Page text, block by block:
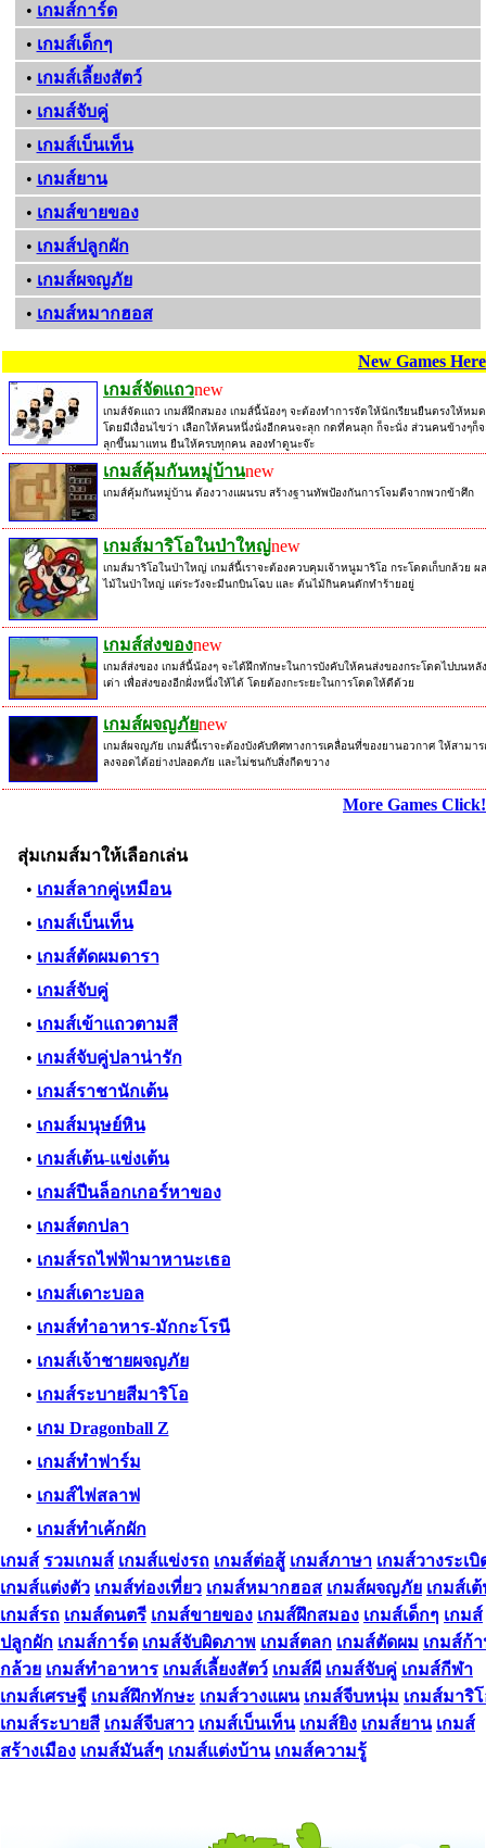
• เกมส์การ์ด
• เกมส์เด็กๆ
• เกมส์เลี้ยงสัตว์
• เกมส์จับคู่
• เกมส์เบ็นเท็น
• เกมส์ยาน
• เกมส์ขายของ
• เกมส์ปลูกผัก
• เกมส์ผจญภัย
• เกมส์หมากฮอส
New Games
เกมส์จัดแถวnew
เกมส์จัดแถว เกมส์ฝึกสมอง เกมส์นี้น้องๆ จะต้องทำการจัดให้นักเรียนยืนตรงให้หมด
โดยมีเงื่อนไขว่า เลือกให้คนหนึ่งนั่งอีกคนจะลุก กดที่คนลุก ก็จะนั่ง ส่วนคนข้างๆก็จ
ลุกขึ้นมาแทน ยืนให้ครบทุกคน ลองทำดูนะจ๊ะ
เกมส์คุ้มกันหมู่บ้านnew
เกมส์คุ้มกันหมู่บ้าน ต้องวางแผนรบ สร้างฐานทัพป้องกันการโจมตีจากพวกข้าศึก
เกมส์มาริโอในป่าใหญ่new
เกมส์มาริโอในป่าใหญ่ เกมส์นี้เราจะต้องควบคุมเจ้าหนูมาริโอ กระโดดเก็บกล้วย ผล
ไม้ในป่าใหญ่ แต่ระวังจะมีนกบินโฉบ และ ต้นไม้กินคนดักทำร้ายอยู่
เกมส์ส่งของnew
เกมส์ส่งของ เกมส์นี้น้องๆ จะได้ฝึกทักษะในการบังคับให้คนส่งของกระโดดไปบนหลัง
เต่า เพื่อส่งของอีกฝั่งหนึ่งให้ได้ โดยต้องกะระยะในการโดดให้ดีด้วย
เกมส์ผจญภัยnew
เกมส์ผจญภัย เกมส์นี้เราจะต้องบังคับทิศทางการเคลื่อนที่ของยานอวกาศ ให้สามาร
ลงจอดได้อย่างปลอดภัย และไม่ชนกับสิ่งกีดขวาง
More Games
สุ่มเกมส์มาให้เลือกเล่น
• เกมส์ลากคู่เหมือน
• เกมส์เบ็นเท็น
• เกมส์ตัดผมดารา
• เกมส์จับคู่
• เกมส์เข้าแถวตามสี
• เกมส์จับคู่ปลาน่ารัก
• เกมส์ราชานักเต้น
• เกมส์มนุษย์หิน
• เกมส์เต้น-แข่งเต้น
• เกมส์ปีนล็อกเกอร์หาของ
• เกมส์ตกปลา
• เกมส์รถไฟฟ้ามาหานะเธอ
• เกมส์เดาะบอล
• เกมส์ทำอาหาร-มักกะโรนี
• เกมส์เจ้าชายผจญภัย
• เกมส์ระบายสีมาริโอ
• เกม Dragonball Z
• เกมส์ทำฟาร์ม
• เกมส์ไพ่สลาฟ
• เกมส์ทำเค้กผัก
เกมส์ รวมเกมส์ เกมส์แข่งรถ เกมส์ต่อสู้ เกมส์ภาษา เกมส์วางระเบิ
เกมส์แต่งตัว เกมส์ท่องเที่ยว เกมส์หมากฮอส เกมส์ผจญภัย เกมส์เ
เกมส์รถ เกมส์ดนตรี เกมส์ขายของ เกมส์ฝึกสมอง เกมส์เด็กๆ เกมส์
ปลูกผัก เกมส์การ์ด เกมส์จับผิดภาพ เกมส์ตลก เกมส์ตัดผม เกมส์ก้
กล้วย เกมส์ทําอาหาร เกมส์เลี้ยงสัตว์ เกมส์ผี เกมส์จับคู่ เกมส์กีฬา
เกมส์เศรษฐี เกมส์ฝึกทักษะ เกมส์วางแผน เกมส์จีบหนุ่ม เกมส์มาริ
เกมส์ระบายสี เกมส์จีบสาว เกมส์เบ็นเท็น เกมส์ยิง เกมส์ยาน เกมส์
สร้างเมือง เกมส์มันส์ๆ เกมส์แต่งบ้าน เกมส์ความรู้